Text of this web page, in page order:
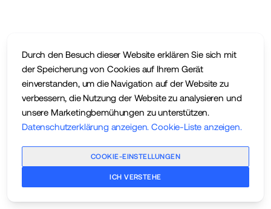
Durch den Besuch dieser Website erklären Sie sich mit
der Speicherung von Cookies auf Ihrem Gerät
einverstanden, um die Navigation auf der Website zu
verbessern, die Nutzung der Website zu analysieren und
unsere Marketingbemühungen zu unterstützen.
Datenschutzerklärung anzeigen. Cookie-Liste anzeigen.
COOKIE-EINSTELLUNGEN
ICH VERSTEHE